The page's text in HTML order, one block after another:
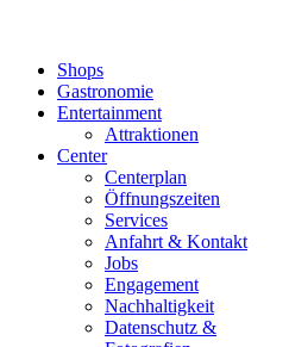
Shops
Gastronomie
Entertainment
Attraktionen
Center
Centerplan
Öffnungszeiten
Services
Anfahrt & Kontakt
Jobs
Engagement
Nachhaltigkeit
Datenschutz &